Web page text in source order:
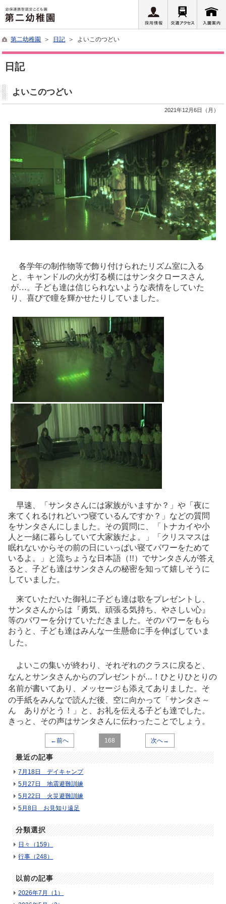
第二幼稚園 ＞ 日記 ＞ よいこのつどい
日記
よいこのつどい
2021年12月6日（月）
各学年の制作物等で飾り付けられたリズム室に入る
と、キャンドルの火が灯る横にはサンタクロースさん
が…。子ども達は信じられないような表情をしていた
り、喜びで瞳を輝かせたりしていました。
早速、「サンタさんには家族がいますか？」や「夜に
来てくれるけれどいつ寝ているんですか？」などの質問
をサンタさんにしました。その質問に、「トナカイや小
人と一緒に暮らしていて大家族だよ。」「クリスマスは
眠れないからその前の日にいっぱい寝てパワーをためて
いるよ。」 と流ちょうな 日本語 （!!） でサンタさんが答え
ると、子ども達はサンタさんの秘密を知って嬉しそうに
していました。
来ていただいた御礼に子ども達は歌をプレゼントし、
サンタさんからは『勇気、頑張る気持ち、やさしい心』
等のパワーを分けていただきました。そのパワーをもら
おうと、子ども達はみんな一生懸命に手を伸ばしていま
した。
よいこの集いが終わり、それぞれのクラスに戻ると、
なんとサンタさんからのプレゼントが…！ひとりひとりの
名前が書いてあり、メッセージも添えてありました。そ
の手紙をみんなで読んだ後、
空に向かって
「サンタさ～
ん ありがとう！」 と、お礼を伝える子ども達でした。
きっと、その声はサンタさんに伝わったことでしょう。
←前へ 168 次へ→
最近の記事
7月18日 デイキャンプ
5月27日 地震避難訓練
5月22日 火災避難訓練
5月8日 お見知り遠足
分類選択
日々（159）
行事（248）
以前の記事
2026年7月（1）